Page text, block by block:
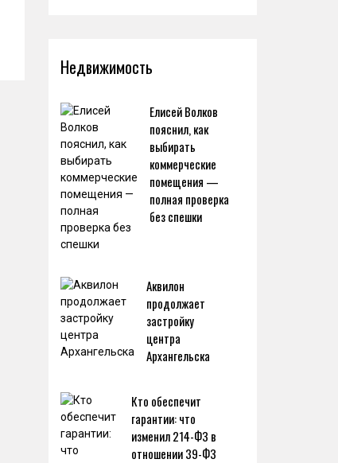
Недвижимость
Елисей Волков
пояснил, как
выбирать
коммерческие
помещения —
полная проверка
без спешки
Аквилон
продолжает
застройку
центра
Архангельска
Кто обеспечит
гарантии: что
изменил 214-ФЗ в
отношении 39-ФЗ